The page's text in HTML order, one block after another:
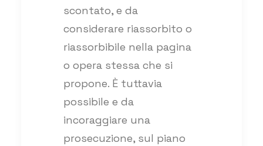
scontato, e da
considerare riassorbito o
riassorbibile nella pagina
o opera stessa che si
propone. È tuttavia
possibile e da
incoraggiare una
prosecuzione, sul piano